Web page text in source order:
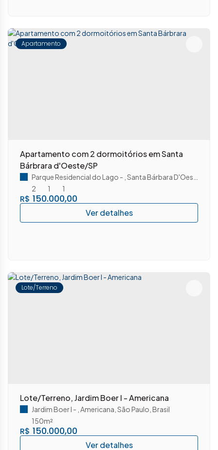
Apartamento
Apartamento com 2 dormoitórios em Santa
Bárbrara d'Oeste/SP
R$ 150.000,00
Parque Residencial do Lago Santa Bárbara D'Oeste
2
1 1
Lote/Terreno
Lote/Terreno, Jardim Boer I - Americana
R$ 150.000,00
Jardim Boer I Americana São Paulo Brasil
150m²